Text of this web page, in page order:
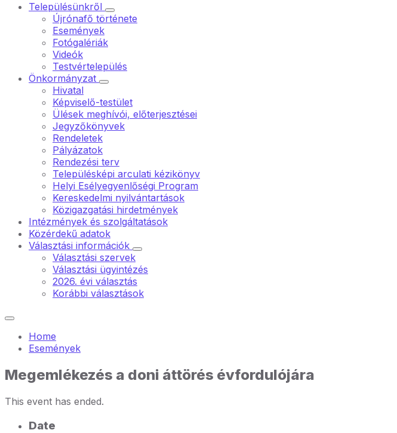
Településünkről
Újrónafő története
Események
Fotógalériák
Videók
Testvértelepülés
Önkormányzat
Hivatal
Képviselő-testület
Ülések meghívói, előterjesztései
Jegyzőkönyvek
Rendeletek
Pályázatok
Rendezési terv
Településképi arculati kézikönyv
Helyi Esélyegyenlőségi Program
Kereskedelmi nyilvántartások
Közigazgatási hirdetmények
Intézmények és szolgáltatások
Közérdekű adatok
Választási információk
Választási szervek
Választási ügyintézés
2026. évi választás
Korábbi választások
Home
Események
Megemlékezés a doni áttörés évfordulójára
This event has ended.
Date